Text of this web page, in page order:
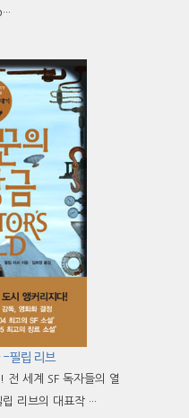
-필립 리브
전 세계 SF 독자들의 열
리브의 대표작 ···